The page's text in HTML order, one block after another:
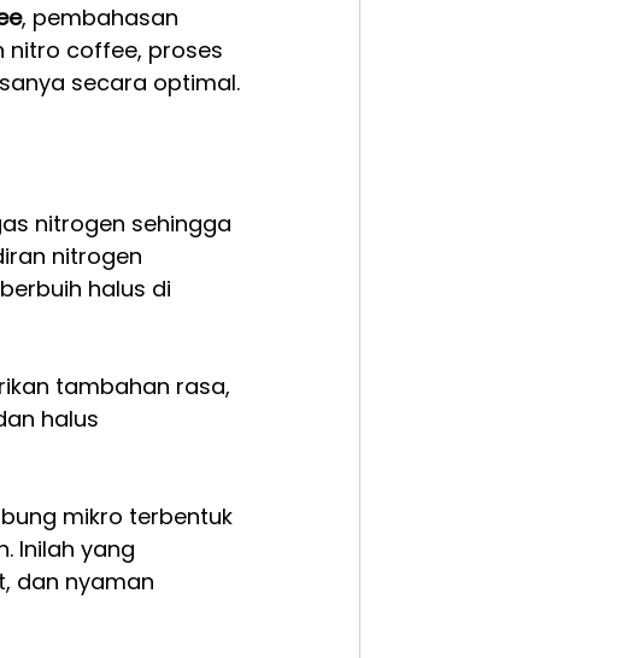
, pembahasan
nitro coffee, proses
secara optimal.
nitrogen sehingga
nitrogen
halus di
tambahan rasa,
halus
mikro terbentuk
Inilah yang
dan nyaman